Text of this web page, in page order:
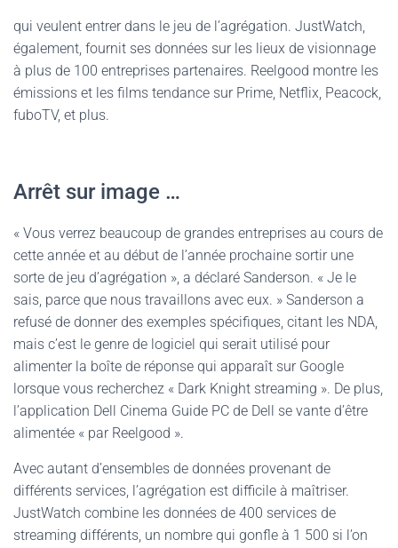
qui veulent entrer dans le jeu de l’agrégation. JustWatch,
également, fournit ses données sur les lieux de visionnage
à plus de 100 entreprises partenaires. Reelgood montre les
émissions et les films tendance sur Prime, Netflix, Peacock,
fuboTV, et plus.
Arrêt sur image …
« Vous verrez beaucoup de grandes entreprises au cours de
cette année et au début de l’année prochaine sortir une
sorte de jeu d’agrégation », a déclaré Sanderson. « Je le
sais, parce que nous travaillons avec eux. » Sanderson a
refusé de donner des exemples spécifiques, citant les NDA,
mais c’est le genre de logiciel qui serait utilisé pour
alimenter la boîte de réponse qui apparaît sur Google
lorsque vous recherchez « Dark Knight streaming ». De plus,
l’application Dell Cinema Guide PC de Dell se vante d’être
alimentée « par Reelgood ».
Avec autant d’ensembles de données provenant de
différents services, l’agrégation est difficile à maîtriser.
JustWatch combine les données de 400 services de
streaming différents, un nombre qui gonfle à 1 500 si l’on